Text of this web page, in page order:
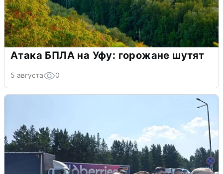
Атака БПЛА на Уфу: горожане шутят
5 августа 0